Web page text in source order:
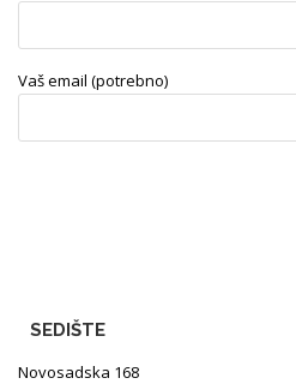
Vaš email (potrebno)
SEDIŠTE
Novosadska 168